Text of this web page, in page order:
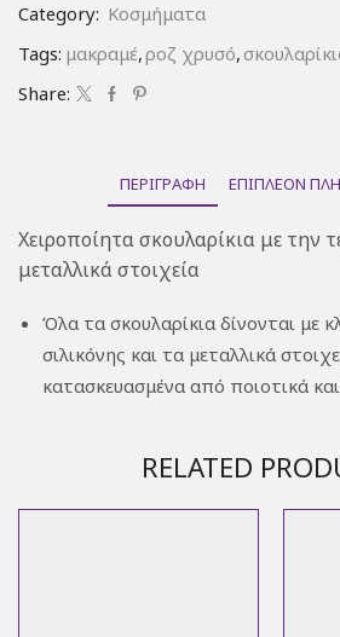
Category: Κοσμήματα
Tags: μακραμέ,ροζ χρυσό,
Share:
ΠΕΡΙΓΡΑΦΉ ΕΠΙΠΛΈΟΝ
Χειροποίητα σκουλαρίκια με την
μεταλλικά στοιχεία
Όλα τα σκουλαρίκια δίνονται με
σιλικόνης και τα μεταλλικά
κατασκευασμένα από ποιοτικά
RELATED